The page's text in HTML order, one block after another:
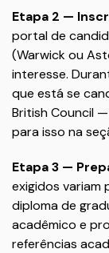
Etapa 2 —
portal de
(Warwick ou
interesse.
que está se
British Council
para isso na
Etapa 3 —
exigidos variam
diploma de
acadêmico e
referências